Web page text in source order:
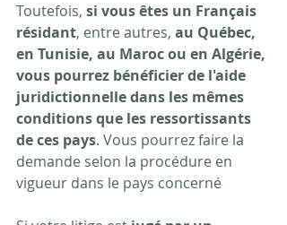
Toutefois, si vous êtes un Français
résidant, entre autres, au Québec,
en Tunisie, au Maroc ou en Algérie,
vous pourrez bénéficier de l'aide
juridictionnelle dans les mêmes
conditions que les ressortissants
de ces pays. Vous pourrez faire la
demande selon la procédure en
vigueur dans le pays concerné